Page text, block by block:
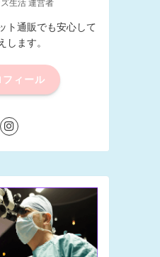
ト通販でも安心して
ます。
ィール